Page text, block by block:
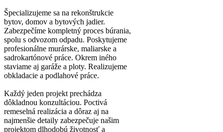
Špecializujeme sa na rekonštrukcie
bytov, domov a bytových jadier.
Zabezpečíme kompletný proces búrania,
spolu s odvozom odpadu. Poskytujeme
profesionálne murárske, maliarske a
sadrokartónové práce. Okrem iného
staviame aj garáže a ploty. Realizujeme
obkladacie a podlahové práce.
Každý jeden projekt prechádza
dôkladnou konzultáciou. Poctivá
remeselná realizácia a dôraz aj na
najmenšie detaily zabezpečuje našim
projektom dlhodobú životnosť a